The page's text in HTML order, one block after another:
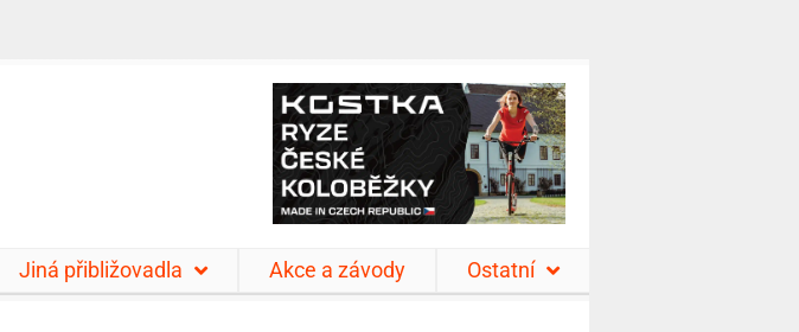
Jiná přibližovadla Akce a závody Ostatní